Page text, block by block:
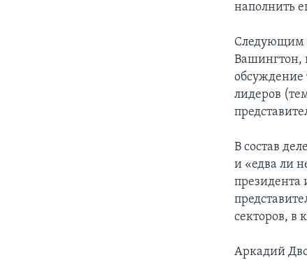
наполнить
Следующим
Вашингтон,
обсуждение
лидеров
В состав
и «едва ли
президента
секторов, в
Аркадий